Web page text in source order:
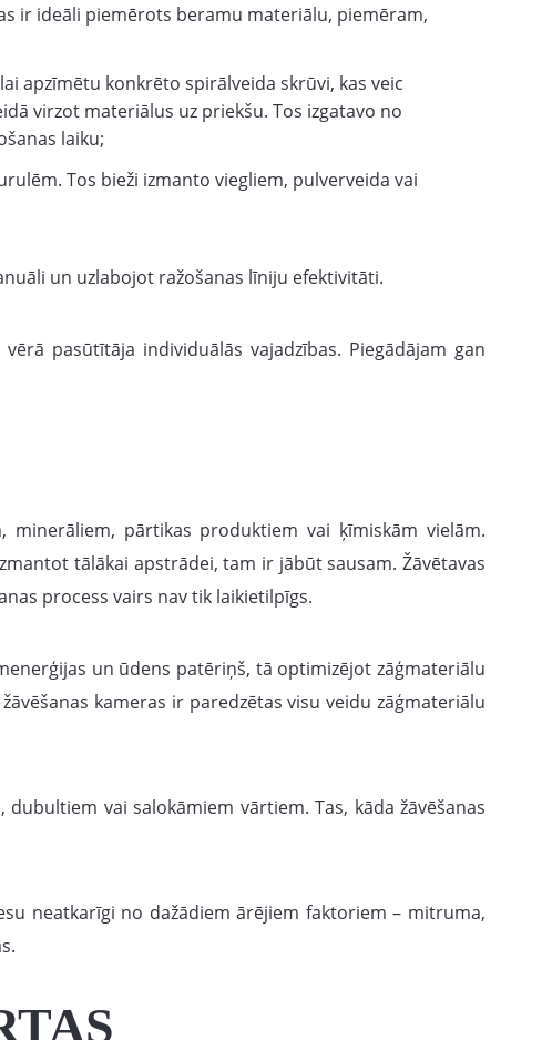
ir ideāli piemērots beramu materiālu, piemēram,
apzīmētu konkrēto spirālveida skrūvi, kas veic
virzot materiālus uz priekšu. Tos izgatavo no
laiku;
Tos bieži izmanto viegliem, pulverveida vai
un uzlabojot ražošanas līniju efektivitāti.
pasūtītāja individuālās vajadzības. Piegādājam gan
minerāliem, pārtikas produktiem vai ķīmiskām vielām.
tālākai apstrādei, tam ir jābūt sausam. Žāvētavas
process vairs nav tik laikietilpīgs.
un ūdens patēriņš, tā optimizējot zāģmateriālu
kameras ir paredzētas visu veidu zāģmateriālu
vai salokāmiem vārtiem. Tas, kāda žāvēšanas
neatkarīgi no dažādiem ārējiem faktoriem – mitruma,